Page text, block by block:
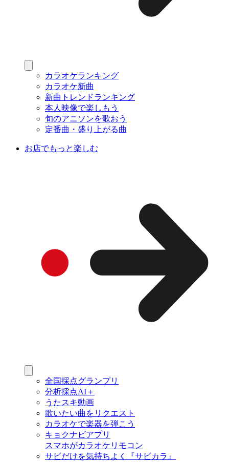
カラオケランキング
カラオケ新曲
新曲トレンドランキング
本人映像で楽しもう
旬のアニソンを歌おう
定番曲・盛り上がる曲
お店でもっと楽しむ
全国採点グランプリ
分析採点AI＋
うたスキ動画
歌いたい曲をリクエスト
カラオケで楽器を弾こう
キョクナビアプリ
スマホがカラオケリモコン
サビだけを気持ちよく『サビカラ』